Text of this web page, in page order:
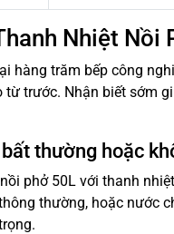
Nhiệt Nồi
hàng trăm bếp công
trước. Nhận biết sớm
thường hoặc
phở 50L với thanh
thường, hoặc nước